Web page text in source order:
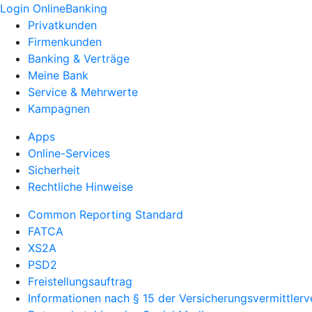
Login OnlineBanking
Privatkunden
Firmenkunden
Banking & Verträge
Meine Bank
Service & Mehrwerte
Kampagnen
Apps
Online-Services
Sicherheit
Rechtliche Hinweise
Common Reporting Standard
FATCA
XS2A
PSD2
Freistellungsauftrag
Informationen nach § 15 der